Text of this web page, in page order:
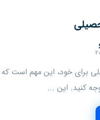
برای خود، این مهم است
کنید. این ...